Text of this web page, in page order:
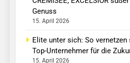
Genuss
15. April 2026
Elite unter sich: So
Top-Unternehmer für die
15. April 2026